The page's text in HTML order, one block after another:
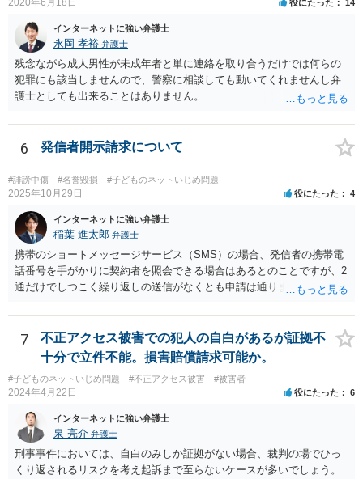
2020年6月18日 役にたった 14
インターネットに強い弁護士
永岡 孝裕 弁護士
残念ながら成人男性が未成年者と単に連絡を取り合うだけでは何らの
犯罪にも該当しませんので、警察に相談しても動いてくれませんし弁
護士としても出来ることはありません。
6 発信者開示請求について
#誹謗中傷 #名誉毀損 #子どものネットいじめ問題
2025年10月29日 役にたった 4
インターネットに強い弁護士
稲葉 進太郎 弁護士
携帯のショートメッセージサービス（SMS）の場合、発信者の携帯電
話番号を手がかりに契約者を照会できる場合はあるとのことですが、2
通だけでしつこく繰り返しの送信がなくとも申請は通りますか？ →内
るでしょう。 また内容が過激でなくても、弁護士さんに依頼できます
か？ →過激かどうかではなく、権利侵害がある場合、弁護士が依頼に
応じるでしょう。個々の弁護士が具体的内容を伺って決めることとな
ります。 私の親が浮気してるって聞いたというメールがきて、そのあ
とに間違ったという内容です。 これは名誉毀損やプライバシーに触り
ますかか？ →まず、１対１でSMSが送信されたという状況であれば、
公然性という要件を欠き、名誉毀損とならないでしょう。また、「私
の親が浮気してるって聞いた」「間違った」というメールが送信され
た状況は、プライバシー権侵害とはならないでしょう。
7
不正アクセス被害での犯人の自白があるが証拠不
十分で立件不能。損害賠償請求可能か。
#子どものネットいじめ問題 #不正アクセス被害 #被害者
2024年4月22日 役にたった 6
インターネットに強い弁護士
泉 亮介 弁護士
刑事事件においては、自白のみしか証拠がない場合、裁判の場でひっ
くり返されるリスクを考え起訴まで至らないケースが多いでしょう。